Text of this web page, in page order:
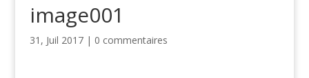
image001
31, Juil 2017| 0 commentaires